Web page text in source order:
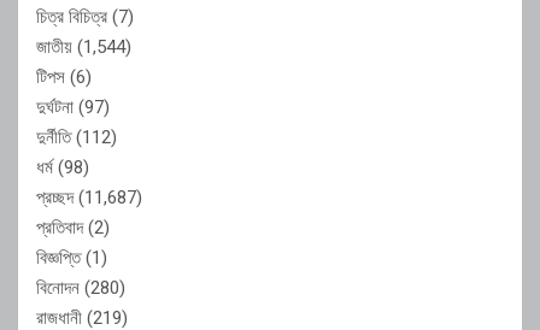
চিত্র বিচিত্র (7)
জাতীয় (1,544)
টিপস (6)
দুর্ঘটনা (97)
দুর্নীতি(112)
ধর্ম(98)
প্রচ্ছদ(11,687)
প্রতিবাদ(2)
বিজ্ঞপ্তি(1)
বিনোদন (280)
রাজধানী (219)